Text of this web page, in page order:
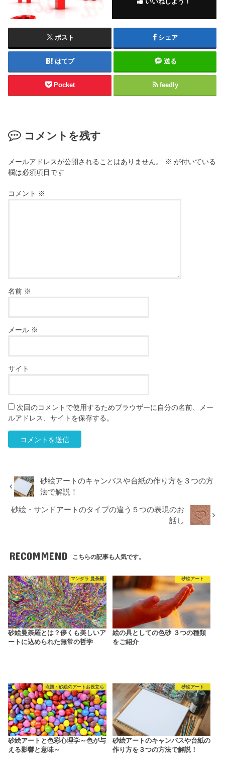
ポスト シェア
はてブ 送る
Pocket feedly
コメントを残す
メールアドレスが公開されることはありません。 ※ が付いている
欄は必須項目です
コメント ※
名前 ※
メール ※
サイト
次回のコメントで使用するためブラウザーに自分の名前、メー
ルアドレス、サイトを保存する。
砂絵アートのキャンバスや台紙の作り方を３つの方
法で解説！
砂絵・サンドアートのタイプの違う５つの表現のお
話し
RECOMMEND こちらの記事も人気です。
マンダラ 曼荼羅
砂絵曼荼羅とは？儚くも美しいア
ートに込められた無常の哲学
砂絵アート
絵の具としての色砂 ３つの種類
をご紹介
点描・砂絵のアートお役立ち
砂絵アートと色彩心理学～色が与
える影響と意味～
砂絵アート
砂絵アートのキャンバスや台紙の
作り方を３つの方法で解説！